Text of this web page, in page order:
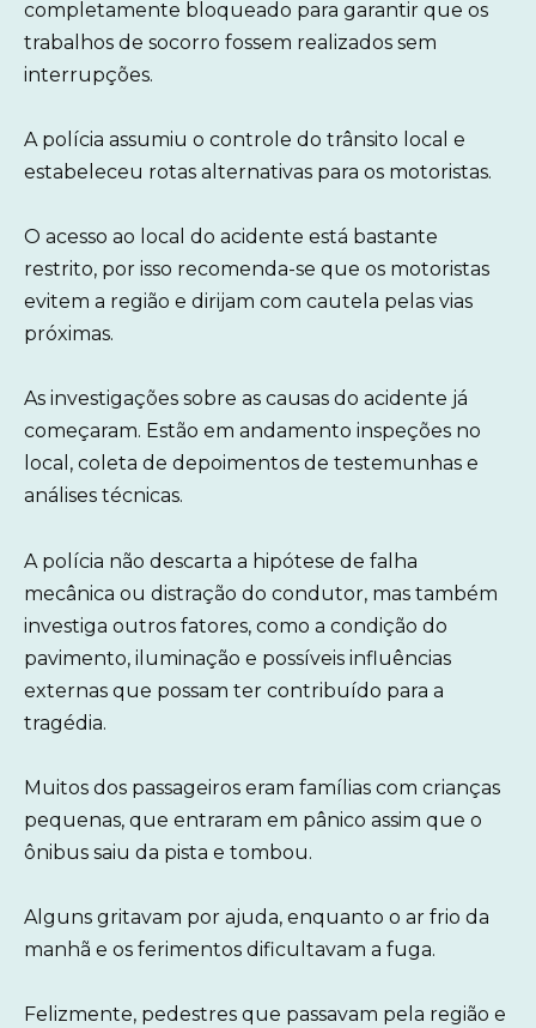
completamente bloqueado para garantir que os
trabalhos de socorro fossem realizados sem
interrupções.
A polícia assumiu o controle do trânsito local e
estabeleceu rotas alternativas para os motoristas.
O acesso ao local do acidente está bastante
restrito, por isso recomenda-se que os motoristas
evitem a região e dirijam com cautela pelas vias
próximas.
As investigações sobre as causas do acidente já
começaram. Estão em andamento inspeções no
local, coleta de depoimentos de testemunhas e
análises técnicas.
A polícia não descarta a hipótese de falha
mecânica ou distração do condutor, mas também
investiga outros fatores, como a condição do
pavimento, iluminação e possíveis influências
externas que possam ter contribuído para a
tragédia.
Muitos dos passageiros eram famílias com crianças
pequenas, que entraram em pânico assim que o
ônibus saiu da pista e tombou.
Alguns gritavam por ajuda, enquanto o ar frio da
manhã e os ferimentos dificultavam a fuga.
Felizmente, pedestres que passavam pela região e